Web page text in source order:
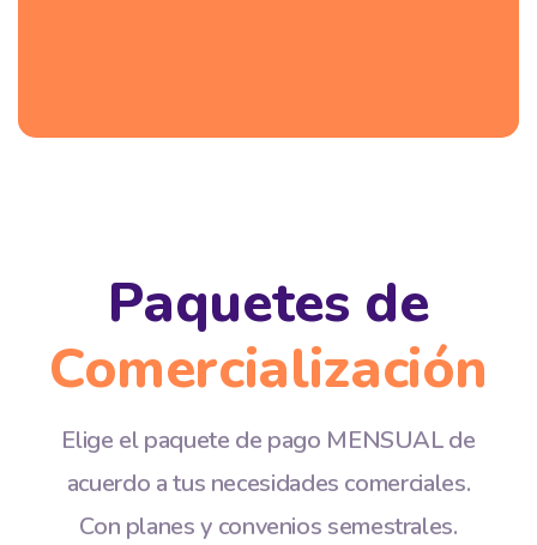
Paquetes de
Comercialización
Elige el paquete de pago MENSUAL de
acuerdo a tus necesidades comerciales.
Con planes y convenios semestrales.